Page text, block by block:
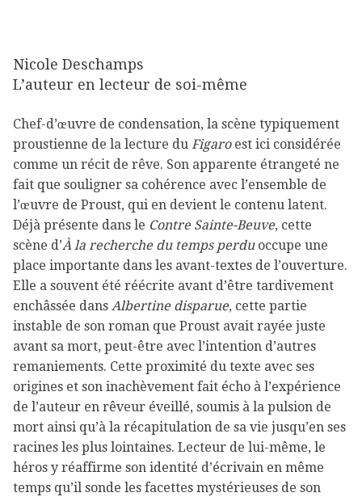
Nicole Deschamps
L’auteur en lecteur de soi-même
Chef-d’œuvre de condensation, la scène typiquement
proustienne de la lecture du Figaroest ici considérée
comme un récit de rêve. Son apparente étrangeté ne
fait que souligner sa cohérence avec l’ensemble de
l’œuvre de Proust, qui en devient le contenu latent.
Déjà présente dans le Contre Sainte-Beuve, cette
scène d’À la recherche du temps perduoccupe une
place importante dans les avant-textes de l’ouverture.
Elle a souvent été réécrite avant d’être tardivement
enchâssée dans Albertine disparue, cette partie
instable de son roman que Proust avait rayée juste
avant sa mort, peut-être avec l’intention d’autres
remaniements. Cette proximité du texte avec ses
origines et son inachèvement fait écho à l’expérience
de l’auteur en rêveur éveillé, soumis à la pulsion de
mort ainsi qu’à la récapitulation de sa vie jusqu’en ses
racines les plus lointaines. Lecteur de lui-même, le
héros y réaffirme son identité d’écrivain en même
temps qu’il sonde les facettes mystérieuses de son